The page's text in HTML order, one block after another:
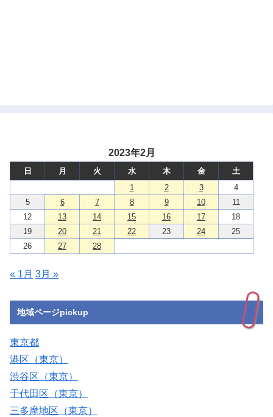
2023年2月
日 月 火 水 木 金
土
1
2 3
4
5
6 7 8 9 10
11
12
13 14 15 16 17
18
19
20 21 22 23 24
25
26
27 28
« 1月 3月 »
地域ページpickup
東京都
港区（東京）
渋谷区（東京）
千代田区（東京）
三多摩地区（東京）